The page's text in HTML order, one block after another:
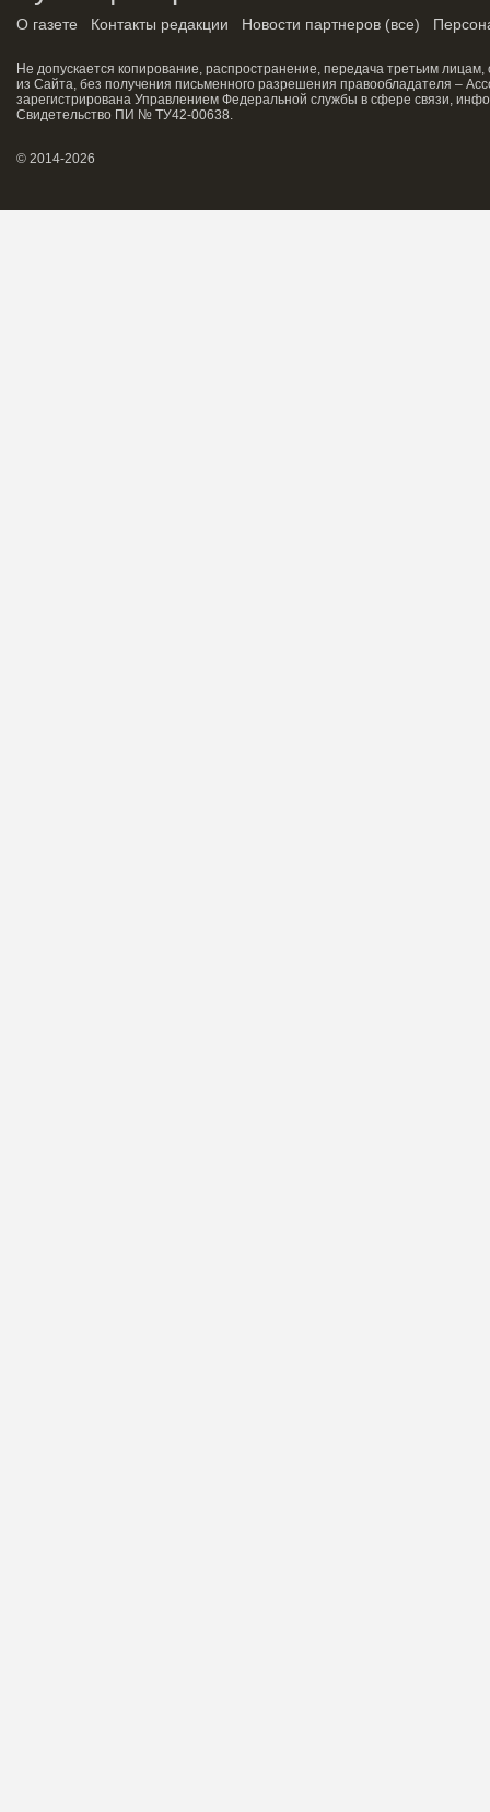
О газете Контакты редакции Новости партнеров (все)
Не допускается копирование, распространение, передача третьим
из Сайта, без получения письменного разрешения правообладателя –
зарегистрирована Управлением Федеральной службы в сфере связи,
Свидетельство ПИ № ТУ42-00638.
© 2014-2026